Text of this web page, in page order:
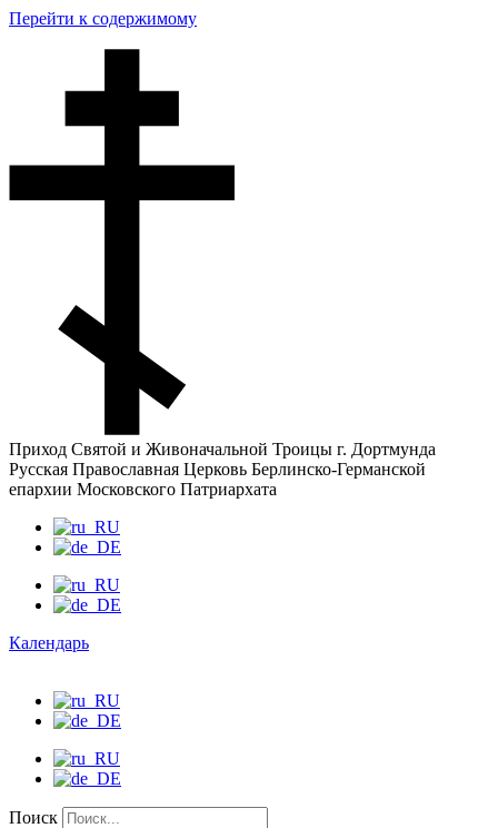
Перейти к содержимому
Приход Святой и Живоначальной Троицы г. Дортмунда
Русская Православная Церковь Берлинско-Германской
епархии Московского Патриархата
Календарь
Поиск